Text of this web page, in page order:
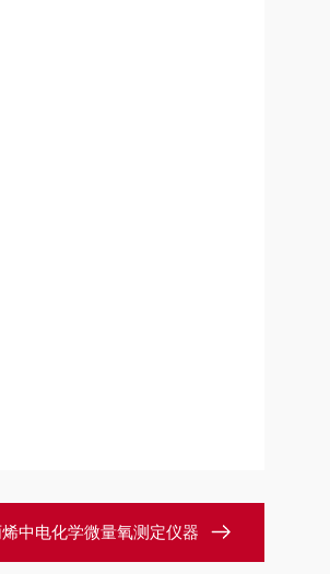
中电化学微量氧测定仪器